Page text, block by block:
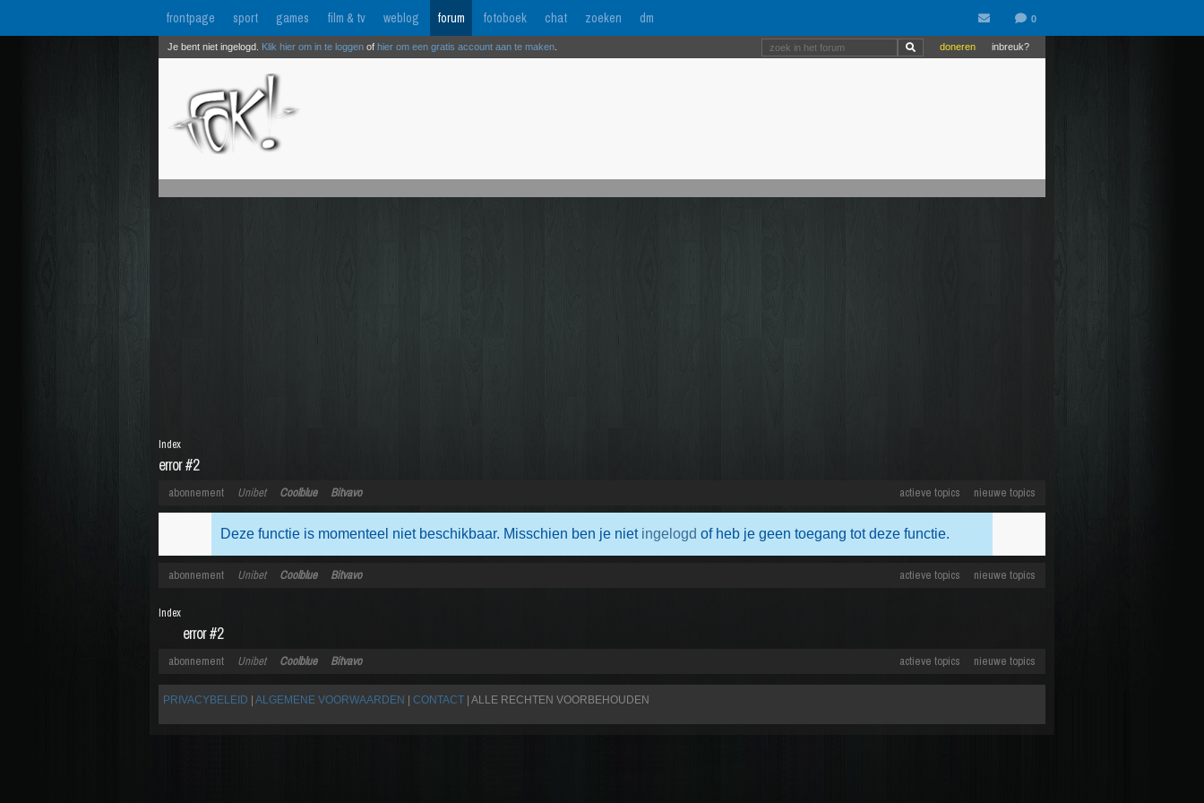
frontpage sport games film & tv weblog forum fotoboek chat zoeken dm
inbreuk?
doneren
Je bent niet ingelogd. Klik hier om in te loggen of hier om een gratis account aan te maken
error #2
Index
actieve topics nieuwe topics
abonnement Unibet Coolblue Bitvavo
Deze functie is momenteel niet beschikbaar. Misschien ben je niet ingelogd of heb je geen toegang tot deze functie.
actieve topics nieuwe topics
abonnement Unibet Coolblue Bitvavo
error #2
Index
actieve topics nieuwe topics
abonnement Unibet Coolblue Bitvavo
PRIVACYBELEID ALGEMENE VOORWAARDEN CONTACT | ALLE RECHTEN VOORBEHOUDEN